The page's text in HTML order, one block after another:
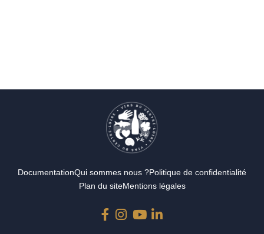
DocumentationQui sommes nous ?Politique de confidentialité
Plan du siteMentions légales